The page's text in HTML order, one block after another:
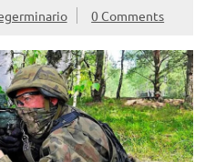
0 Comments